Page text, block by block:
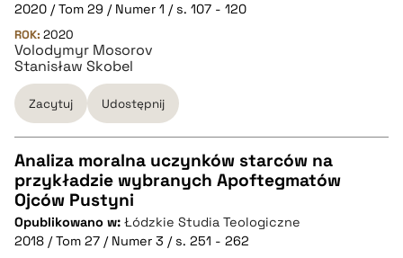
2020 / Tom 29 / Numer 1 / s. 107 - 120
ROK: 2020
Volodymyr Mosorov
Stanisław Skobel
Zacytuj Udostępnij
CZYSTY TEKST
pobierz cytat
Analiza moralna uczynków starców na
przykładzie wybranych Apoftegmatów
Ojców Pustyni
Opublikowano w: Łódzkie Studia Teologiczne
2018 / Tom 27 / Numer 3 / s. 251 - 262